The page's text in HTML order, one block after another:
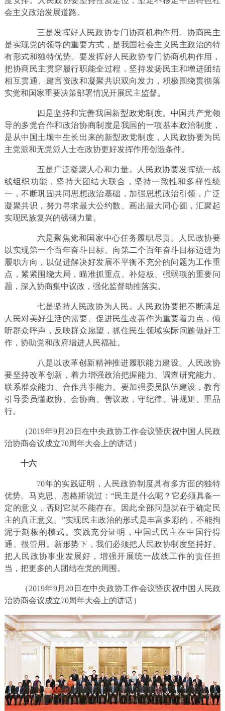
会主义政治发展道路。
三是发挥好人民政协专门协商机构作用。协商民主
是实现党的领导的重要方式，是我国社会主义民主政治的特
有形式和独特优势。要发挥好人民政协专门协商机构作用，
把协商民主贯穿履行职能全过程，坚持发扬民主和增进团结
相互贯通、建言资政和凝聚共识双向发力，积极围绕贯彻落
实党和国家重要决策部署情况开展民主监督。
四是坚持和完善我国新型政党制度。中国共产党领
导的多党合作和政治协商制度是我国的一项基本政治制度，
是从中国土壤中生长出来的新型政党制度，人民政协要为民
主党派和无党派人士在政协更好发挥作用创造条件。
五是广泛凝聚人心和力量。人民政协要发挥统一战
线组织功能，坚持大团结大联合，坚持一致性和多样性统
一，不断巩固共同思想政治基础，加强思想政治引领，广泛
凝聚共识，努力寻求最大公约数、画出最大同心圆，汇聚起
实现民族复兴的磅礴力量。
六是聚焦党和国家中心任务履职尽责。人民政协要
以实现第一个百年奋斗目标、向第二个百年奋斗目标迈进为
履职方向，以促进解决好发展不平衡不充分的问题为工作重
点，紧紧围绕大局，瞄准抓重点、补短板、强弱项的重要问
题，深入协商集中议政，强化监督助推落实。
七是坚持人民政协为人民。人民政协要把不断满足
人民对美好生活的需要、促进民生改善作为重要着力点，倾
听群众呼声，反映群众愿望，抓住民生领域实际问题做好工
作，协助党和政府增进人民福祉。
八是以改革创新精神推进履职能力建设。人民政协
要坚持改革创新，着力增强政治把握能力、调查研究能力、
联系群众能力、合作共事能力。要加强委员队伍建设，教育
引导委员懂政协、会协商、善议政，守纪律、讲规矩、重品
行。
（2019年9月20日在中央政协工作会议暨庆祝中国人民政
治协商会议成立70周年大会上的讲话）
十六
70年的实践证明，人民政协制度具有多方面的独特
优势。马克思、恩格斯说过：“民主是什么呢？它必须具备一
定的意义，否则它就不能存在。因此全部问题就在于确定民
主的真正意义。”实现民主政治的形式是丰富多彩的，不能拘
泥于刻板的模式。实践充分证明，中国式民主在中国行得
通、很管用。新形势下，我们必须把人民政协制度坚持好、
把人民政协事业发展好，增强开展统一战线工作的责任担
当，把更多的人团结在党的周围。
（2019年9月20日在中央政协工作会议暨庆祝中国人民政
治协商会议成立70周年大会上的讲话）